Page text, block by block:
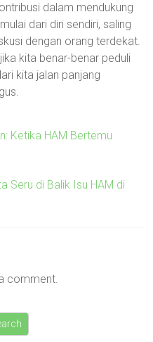
dalam mendukung
dari diri sendiri, saling
dengan orang terdekat.
kita benar-benar peduli
kita jalan panjang
Ketika HAM Bertemu
Seru di Balik Isu HAM di
comment.